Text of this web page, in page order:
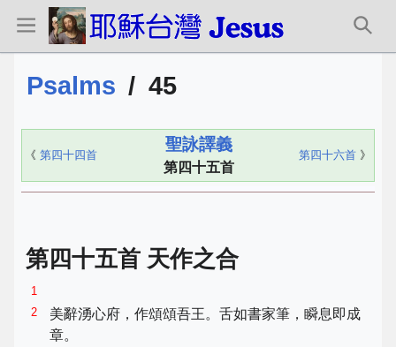
Psalms / 45
《 第四十四首
聖詠譯義
第四十五首
第四十六首 》
第四十五首 天作之合
1
2
美辭湧心府，作頌頌吾王。舌如書家筆，瞬息即成
章。